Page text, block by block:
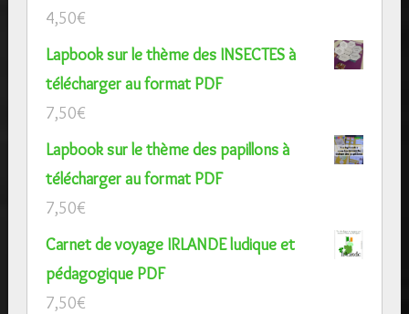
4,50€
Lapbook sur le thème des INSECTES à
télécharger au format PDF
7,50€
Lapbook sur le thème des papillons à
télécharger au format PDF
7,50€
Carnet de voyage IRLANDE ludique et
pédagogique PDF
7,50€